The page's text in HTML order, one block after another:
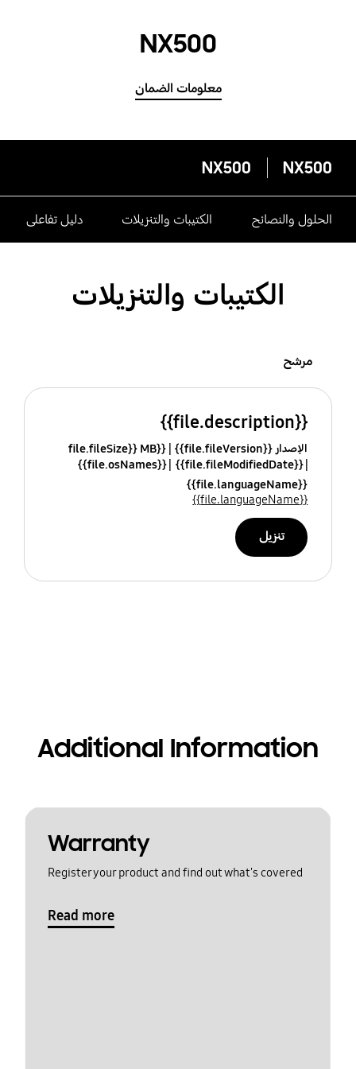
NX500
معلومات الضمان
NX500
NX500
الحلول والنصائح الكتيبات والتنزيلات دليل تفاعلى
الكتيبات والتنزيلات
مرشح
{{file.description}}
الإصدار {{file.fileVersion}}
{{file.fileSize}} MB
{{file.fileModifiedDate}}
{{file.osNames}}
{{file.languageName}}
{{file.languageName}}
تنزيل
Additional Information
Warranty
Register your product and find out what's covered
Read more